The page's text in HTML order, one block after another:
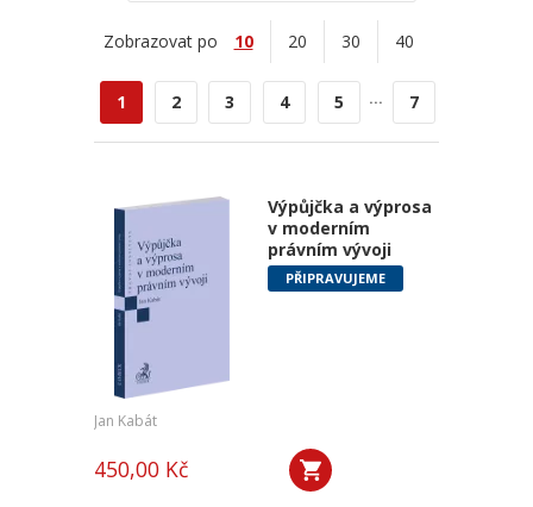
Zobrazovat po 10 20 30 40
1 2 3 4 5 ... 7
Výpůjčka a výprosa
v moderním
právním vývoji
PŘIPRAVUJEME
Jan Kabát
450,00 Kč